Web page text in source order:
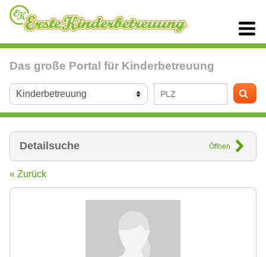
Das große Portal für Kinderbetreuung
Detailsuche Öffnen
« Zurück